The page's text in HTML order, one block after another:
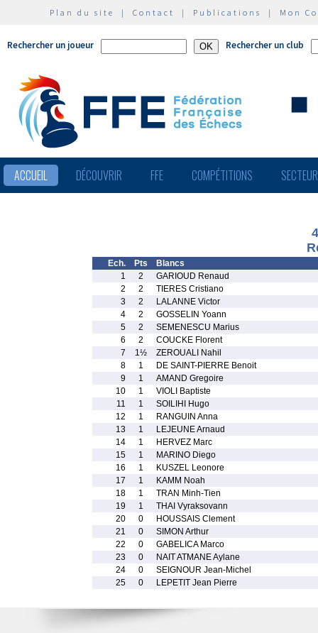
Plan du site | Contact | Publications | Mon
Rechercher un joueur Rechercher un club
ACCUEIL DÉCOUVRIR FFE COMPÉTITIONS
Ech. Pts
Blancs
1
2
GARIOUD Renaud
2
2
TIERES Cristiano
3
2
LALANNE Victor
4
2
GOSSELIN Yoann
5
2
SEMENESCU Marius
6
2
COUCKE Florent
7
1½
ZEROUALI Nahil
8
1
DE SAINT-PIERRE Benoit
9
1
AMAND Gregoire
10
1
VIOLI Baptiste
11
1
SOILIHI Hugo
12
1
RANGUIN Anna
13
1
LEJEUNE Arnaud
14
1
HERVEZ Marc
15
1
MARINO Diego
16
1
KUSZEL Leonore
17
1
KAMM Noah
18
1
TRAN Minh-Tien
19
1
THAI Vyraksovann
20
0
HOUSSAIS Clement
21
0
SIMON Arthur
22
0
GABELICA Marco
23
0
NAIT ATMANE Aylane
24
0
SEIGNOUR Jean-Michel
25
0 LEPETIT Jean Pierre